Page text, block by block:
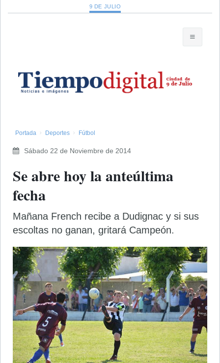
9 DE JULIO
Portada Deportes Fútbol
Sábado 22 de Noviembre de 2014
Se abre hoy la anteúltima
fecha
Mañana French recibe a Dudignac y si sus
escoltas no ganan, gritará Campeón.